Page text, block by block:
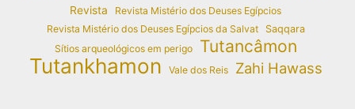
Revista
Revista Mistério dos Deuses Egípcios
Revista Mistério dos Deuses Egípcios da Salvat
Saqqara
Sítios arqueológicos em perigo
Tutancâmon
Tutankhamon Vale dos Reis Zahi Hawass